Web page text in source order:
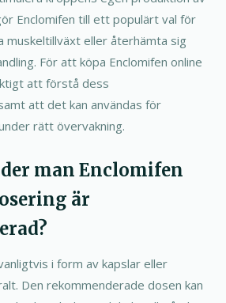
Enclomifen till ett populärt val för
muskeltillväxt eller återhämta sig
För att köpa Enclomifen online
att förstå dess
att det kan användas för
rätt övervakning.
man Enclomifen
är
i form av kapslar eller
Den rekommenderade dosen kan